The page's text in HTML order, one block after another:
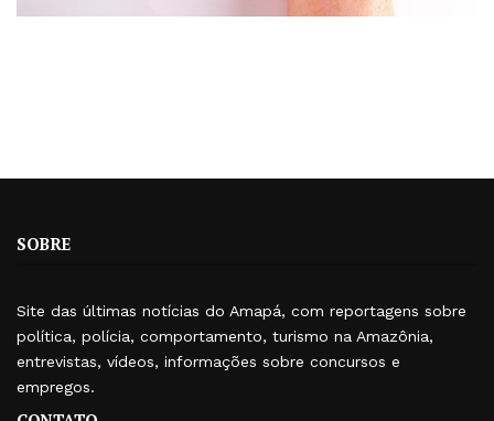
SOBRE
Site das últimas notícias do Amapá, com reportagens sobre
política, polícia, comportamento, turismo na Amazônia,
entrevistas, vídeos, informações sobre concursos e
empregos.